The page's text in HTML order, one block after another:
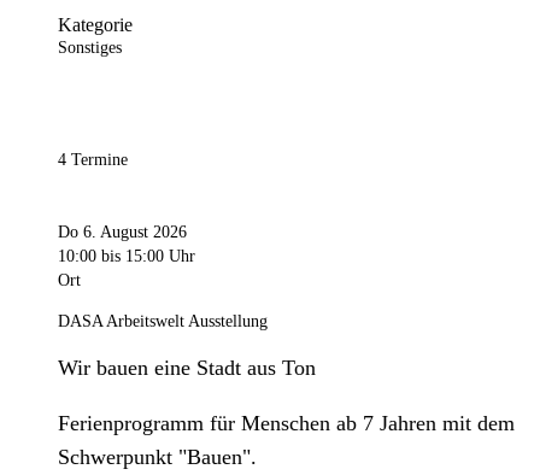
Kategorie
Sonstiges
4 Termine
Do 6. August 2026
10:00 bis 15:00 Uhr
Ort
DASA Arbeitswelt Ausstellung
Wir bauen eine Stadt aus Ton
Ferienprogramm für Menschen ab 7 Jahren mit dem
Schwerpunkt "Bauen".